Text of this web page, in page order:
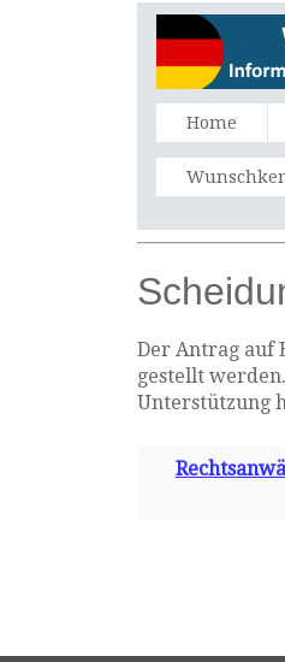
Home
Der Antrag auf
gestellt
Unterstützung